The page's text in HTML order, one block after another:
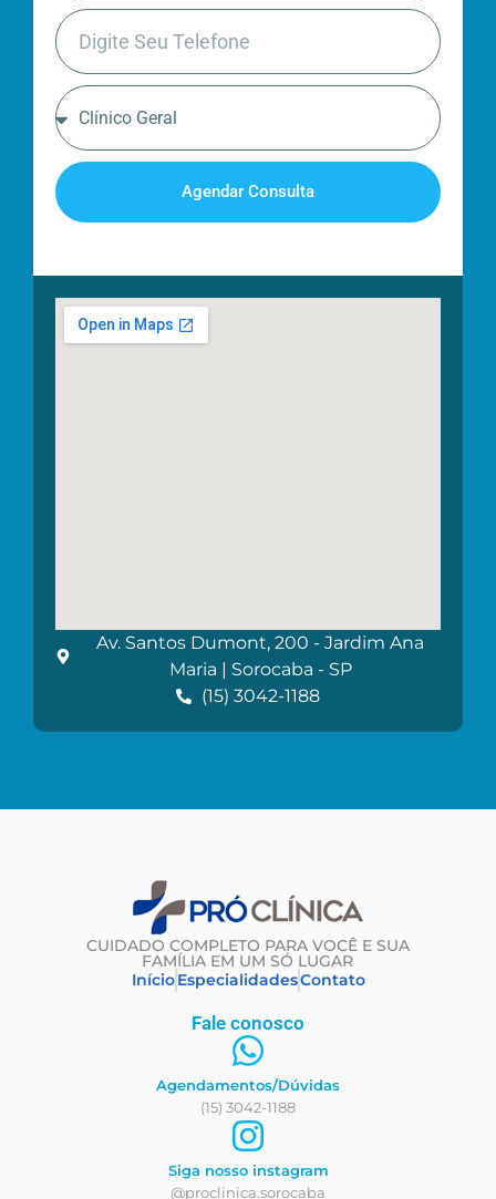
Agendar Consulta
Av. Santos Dumont, 200 - Jardim Ana
Maria | Sorocaba - SP
(15) 3042-1188
CUIDADO COMPLETO PARA VOCÊ E SUA
FAMÍLIA EM UM SÓ LUGAR
InícioEspecialidadesContato
Fale conosco
Agendamentos/Dúvidas
(15) 3042-1188
Siga nosso instagram
@proclinica.sorocaba